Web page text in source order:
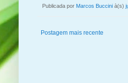
Publicada por Marcos Buccini à(s)
Postagem mais recente